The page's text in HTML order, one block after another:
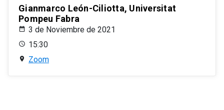
Gianmarco León-Ciliotta, Universitat
Pompeu Fabra
3 de Noviembre de 2021
15:30
Zoom